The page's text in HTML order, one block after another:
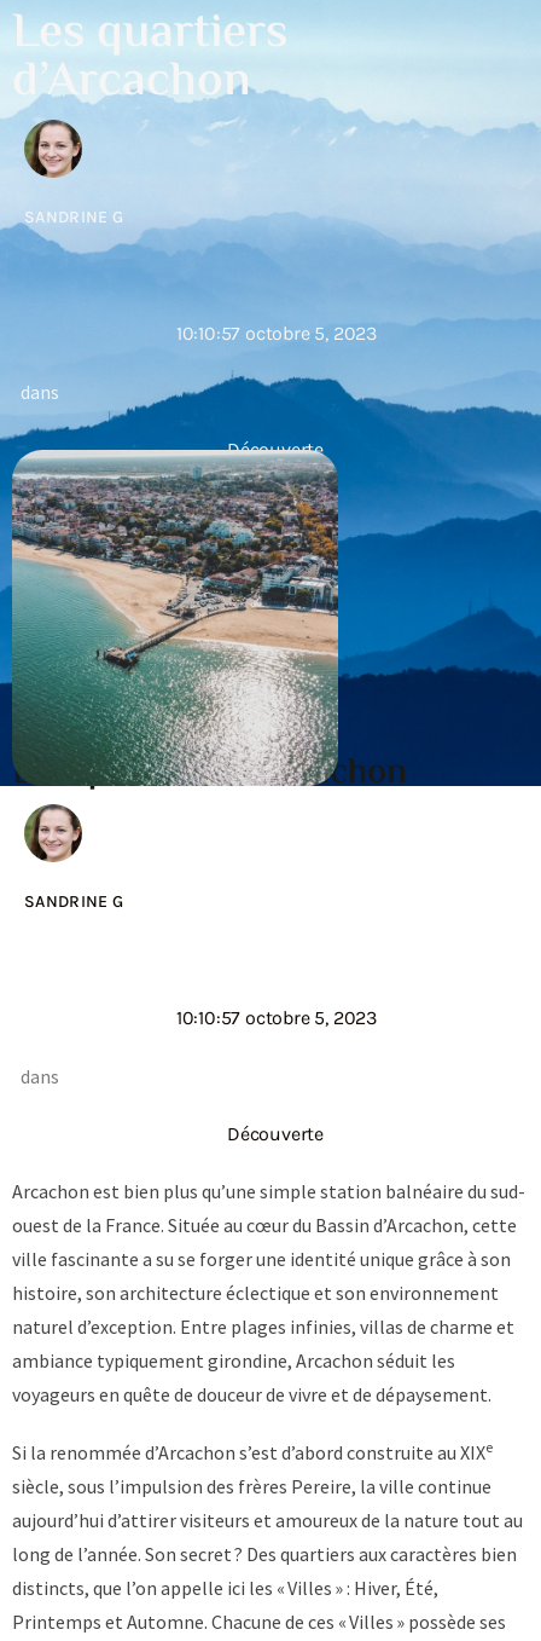
Les quartiers
d’Arcachon
SANDRINE G
10:10:57 octobre 5, 2023
dans
Découverte
Les quartiers d’Arcachon
SANDRINE G
10:10:57 octobre 5, 2023
dans
Découverte
Arcachon est bien plus qu’une simple station balnéaire du sud-
ouest de la France. Située au cœur du Bassin d’Arcachon, cette
ville fascinante a su se forger une identité unique grâce à son
histoire, son architecture éclectique et son environnement
naturel d’exception. Entre plages infinies, villas de charme et
ambiance typiquement girondine, Arcachon séduit les
voyageurs en quête de douceur de vivre et de dépaysement.
Si la renommée d’Arcachon s’est d’abord construite au XIXe
siècle, sous l’impulsion des frères Pereire, la ville continue
aujourd’hui d’attirer visiteurs et amoureux de la nature tout au
long de l’année. Son secret ? Des quartiers aux caractères bien
distincts, que l’on appelle ici les « Villes » : Hiver, Été,
Printemps et Automne. Chacune de ces « Villes » possède ses